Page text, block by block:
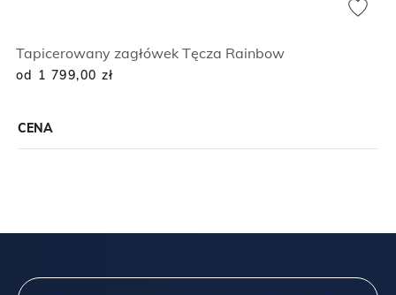
CENA
Tapicerowany zagłówek Tęcza Rainbow
od 1 799,00 zł